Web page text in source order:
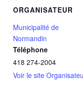
ORGANISATEUR
Municipalité de
Normandin
Téléphone
418 274-2004
Voir le site